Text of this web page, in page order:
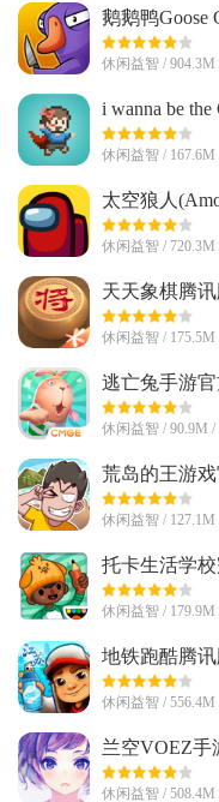
鹅鹅鸭Goose
安卓完整版
休闲益智 / 904.3M
i wanna be
文版
休闲益智 / 167.6M
太空狼人
安卓全解锁版
休闲益智 / 720.3M
天天象棋腾
休闲益智 / 175.5M
逃亡兔手游
休闲益智 / 90.9M /
荒岛的王游
休闲益智 / 127.1M
托卡生活学
免费版
休闲益智 / 179.9M
地铁跑酷腾讯
休闲益智 / 556.4M
兰空VOEZ手
休闲益智 / 508.4M